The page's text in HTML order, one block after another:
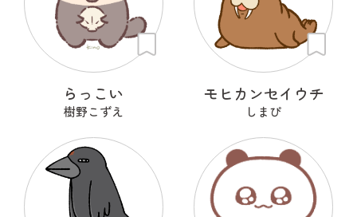
らっこい
樹野こずえ
モヒカンセイウチ
しまぴ